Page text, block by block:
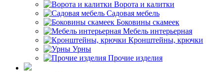
Ворота и калитки
Садовая мебель
Боковины скамеек
Мебель интерьерная
Кронштейны, крючки
Урны
Прочие изделия